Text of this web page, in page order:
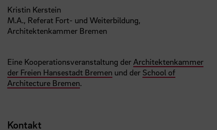
Kristin Kerstein
M.A., Referat Fort- und Weiterbildung,
Architektenkammer Bremen
Eine Kooperationsveranstaltung derArchitektenkammer
der Freien Hansestadt Bremen und der School of
Architecture Bremen.
Kontakt